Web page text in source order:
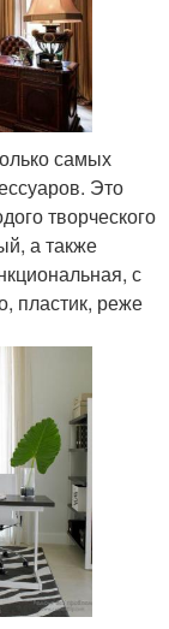
самых
Это
творческого
а также
с
пластик, реже